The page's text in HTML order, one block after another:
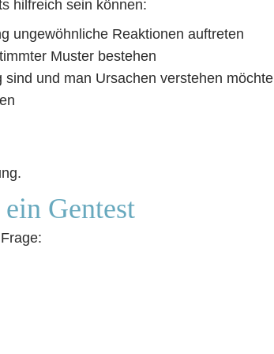
hilfreich sein können:
ungewöhnliche Reaktionen auftreten
Muster bestehen
und man Ursachen verstehen möchte
Gentest